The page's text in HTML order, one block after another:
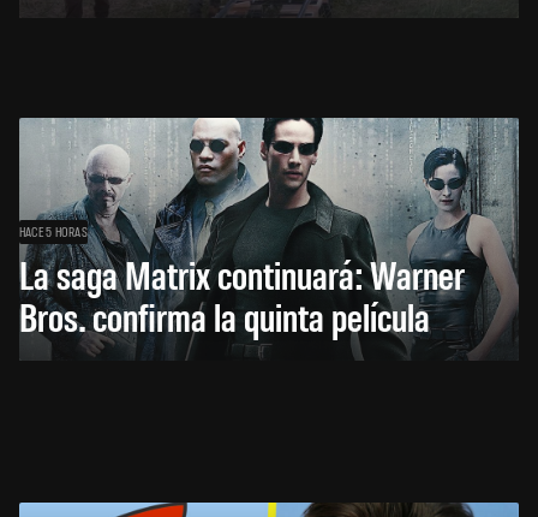
HACE 5 HORAS
La saga Matrix continuará: Warner
Bros. confirma la quinta película